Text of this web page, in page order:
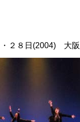
２８日(2004) 大